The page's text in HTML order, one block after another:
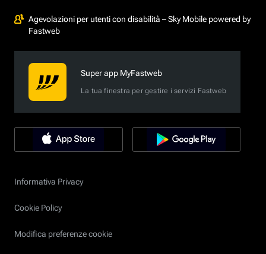
Agevolazioni per utenti con disabilità – Sky Mobile powered by
Fastweb
Super app MyFastweb
La tua finestra per gestire i servizi Fastweb
Informativa Privacy
Cookie Policy
Modifica preferenze cookie